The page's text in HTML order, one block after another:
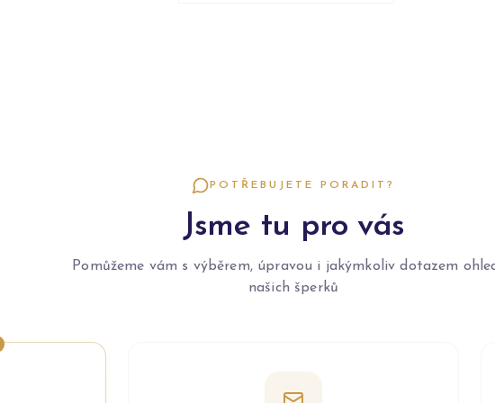
POTŘEBUJETE PORADIT?
Jsme tu pro vás
Pomůžeme vám s výběrem, úpravou i jakýmkoliv dotazem
našich šperků